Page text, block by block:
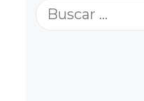
Buscar: